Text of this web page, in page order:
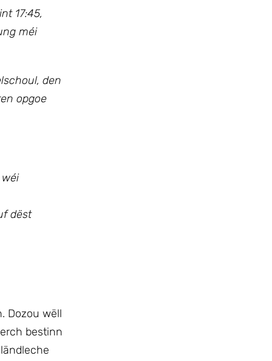
17:45,
méi
den
opgoe
dëst
Dozou wëll
bestinn